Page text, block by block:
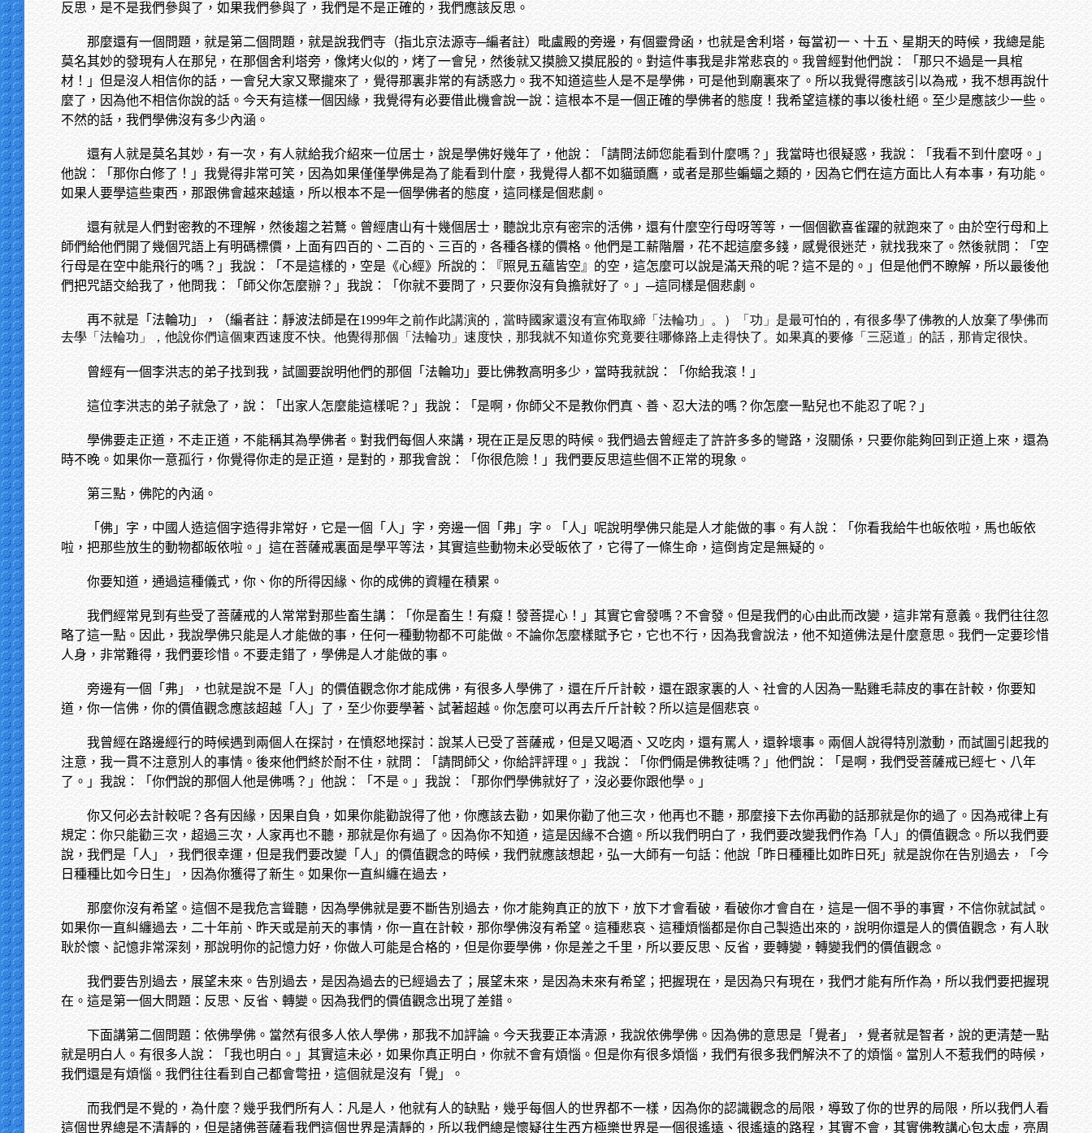
反思，是不是我們參與了，如果我們參與了，我們是不是正確的，我們應該反思。
那麼還有一個問題，就是第二個問題，就是說我們寺（指北京法源寺─編者註）毗盧殿的旁邊，有個靈骨函，也就是舍利塔，每當初一、十五、星期天的時候，我總是能
莫名其妙的發現有人在那兒，在那個舍利塔旁，像烤火似的，烤了一會兒，然後就又摸臉又摸屁股的。對這件事我是非常悲哀的。我曾經對他們說：「那只不過是一具棺
材！」但是沒人相信你的話，一會兒大家又聚攏來了，覺得那裏非常的有誘惑力。我不知道這些人是不是學佛，可是他到廟裏來了。所以我覺得應該引以為戒，我不想再說什
麼了，因為他不相信你說的話。今天有這樣一個因緣，我覺得有必要借此機會說一說：這根本不是一個正確的學佛者的態度！我希望這樣的事以後杜絕。至少是應該少一些。
不然的話，我們學佛沒有多少內涵。
還有人就是莫名其妙，有一次，有人就給我介紹來一位居士，說是學佛好幾年了，他說：「請問法師您能看到什麼嗎？」我當時也很疑惑，我說：「我看不到什麼呀。」
他說：「那你白修了！」我覺得非常可笑，因為如果僅僅學佛是為了能看到什麼，我覺得人都不如貓頭鷹，或者是那些蝙蝠之類的，因為它們在這方面比人有本事，有功能。
如果人要學這些東西，那跟佛會越來越遠，所以根本不是一個學佛者的態度，這同樣是個悲劇。
還有就是人們對密教的不理解，然後趨之若鶩。曾經唐山有十幾個居士，聽說北京有密宗的活佛，還有什麼空行母呀等等，一個個歡喜雀躍的就跑來了。由於空行母和上
師們給他們開了幾個咒語上有明碼標價，上面有四百的、二百的、三百的，各種各樣的價格。他們是工薪階層，花不起這麼多錢，感覺很迷茫，就找我來了。然後就問：「空
行母是在空中能飛行的嗎？」我說：「不是這樣的，空是《心經》所說的：『照見五蘊皆空』的空，這怎麼可以說是滿天飛的呢？這不是的。」但是他們不瞭解，所以最後他
們把咒語交給我了，他問我：「師父你怎麼辦？」我說：「你就不要問了，只要你沒有負擔就好了。」─這同樣是個悲劇。
再不就是「法輪功」，（編者註：靜波法師是在1999年之前作此講演的，當時國家還沒有宣佈取締「法輪功」。）「功」是最可怕的，有很多學了佛教的人放棄了學佛而
去學「法輪功」，他說你們這個東西速度不快。他覺得那個「法輪功」速度快，那我就不知道你究竟要往哪條路上走得快了。如果真的要修「三惡道」的話，那肯定很快。
曾經有一個李洪志的弟子找到我，試圖要說明他們的那個「法輪功」要比佛教高明多少，當時我就說：「你給我滾！」
這位李洪志的弟子就急了，說：「出家人怎麼能這樣呢？」我說：「是啊，你師父不是教你們真、善、忍大法的嗎？你怎麼一點兒也不能忍了呢？」
學佛要走正道，不走正道，不能稱其為學佛者。對我們每個人來講，現在正是反思的時候。我們過去曾經走了許許多多的彎路，沒關係，只要你能夠回到正道上來，還為
時不晚。如果你一意孤行，你覺得你走的是正道，是對的，那我會說：「你很危險！」我們要反思這些個不正常的現象。
第三點，佛陀的內涵。
「佛」字，中國人造這個字造得非常好，它是一個「人」字，旁邊一個「弗」字。「人」呢說明學佛只能是人才能做的事。有人說：「你看我給牛也皈依啦，馬也皈依
啦，把那些放生的動物都皈依啦。」這在菩薩戒裏面是學平等法，其實這些動物未必受皈依了，它得了一條生命，這倒肯定是無疑的。
你要知道，通過這種儀式，你、你的所得因緣、你的成佛的資糧在積累。
我們經常見到有些受了菩薩戒的人常常對那些畜生講：「你是畜生！有癡！發菩提心！」其實它會發嗎？不會發。但是我們的心由此而改變，這非常有意義。我們往往忽
略了這一點。因此，我說學佛只能是人才能做的事，任何一種動物都不可能做。不論你怎麼樣賦予它，它也不行，因為我會說法，他不知道佛法是什麼意思。我們一定要珍惜
人身，非常難得，我們要珍惜。不要走錯了，學佛是人才能做的事。
旁邊有一個「弗」，也就是說不是「人」的價值觀念你才能成佛，有很多人學佛了，還在斤斤計較，還在跟家裏的人、社會的人因為一點雞毛蒜皮的事在計較，你要知
道，你一信佛，你的價值觀念應該超越「人」了，至少你要學著、試著超越。你怎麼可以再去斤斤計較？所以這是個悲哀。
我曾經在路邊經行的時候遇到兩個人在探討，在憤怒地探討：說某人已受了菩薩戒，但是又喝酒、又吃肉，還有罵人，還幹壞事。兩個人說得特別激動，而試圖引起我的
注意，我一貫不注意別人的事情。後來他們終於耐不住，就問：「請問師父，你給評評理。」我說：「你們倆是佛教徒嗎？」他們說：「是啊，我們受菩薩戒已經七、八年
了。」我說：「你們說的那個人他是佛嗎？」他說：「不是。」我說：「那你們學佛就好了，沒必要你跟他學。」
你又何必去計較呢？各有因緣，因果自負，如果你能勸說得了他，你應該去勸，如果你勸了他三次，他再也不聽，那麼接下去你再勸的話那就是你的過了。因為戒律上有
規定：你只能勸三次，超過三次，人家再也不聽，那就是你有過了。因為你不知道，這是因緣不合適。所以我們明白了，我們要改變我們作為「人」的價值觀念。所以我們要
說，我們是「人」，我們很幸運，但是我們要改變「人」的價值觀念的時候，我們就應該想起，弘一大師有一句話：他說「昨日種種比如昨日死」就是說你在告別過去，「今
日種種比如今日生」，因為你獲得了新生。如果你一直糾纏在過去，
那麼你沒有希望。這個不是我危言聳聽，因為學佛就是要不斷告別過去，你才能夠真正的放下，放下才會看破，看破你才會自在，這是一個不爭的事實，不信你就試試。
如果你一直糾纏過去，二十年前、昨天或是前天的事情，你一直在計較，那你學佛沒有希望。這種悲哀、這種煩惱都是你自己製造出來的，說明你還是人的價值觀念，有人耿
耿於懷、記憶非常深刻，那說明你的記憶力好，你做人可能是合格的，但是你要學佛，你是差之千里，所以要反思、反省，要轉變，轉變我們的價值觀念。
我們要告別過去，展望未來。告別過去，是因為過去的已經過去了；展望未來，是因為未來有希望；把握現在，是因為只有現在，我們才能有所作為，所以我們要把握現
在。這是第一個大問題：反思、反省、轉變。因為我們的價值觀念出現了差錯。
下面講第二個問題：依佛學佛。當然有很多人依人學佛，那我不加評論。今天我要正本清源，我說依佛學佛。因為佛的意思是「覺者」，覺者就是智者，說的更清楚一點
就是明白人。有很多人說：「我也明白。」其實這未必，如果你真正明白，你就不會有煩惱。但是你有很多煩惱，我們有很多我們解決不了的煩惱。當別人不惹我們的時候，
我們還是有煩惱。我們往往看到自己都會彆扭，這個就是沒有「覺」。
而我們是不覺的，為什麼？幾乎我們所有人：凡是人，他就有人的缺點，幾乎每個人的世界都不一樣，因為你的認識觀念的局限，導致了你的世界的局限，所以我們人看
這個世界總是不清靜的，但是諸佛菩薩看我們這個世界是清靜的，所以我們總是懷疑往生西方極樂世界是一個很遙遠、很遙遠的路程，其實不會，其實佛教講心包太虛，亮周